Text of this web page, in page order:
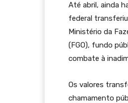
Até abril, ainda
federal
Ministério da
(FGO), fundo
combate à
Os valores
chamamento